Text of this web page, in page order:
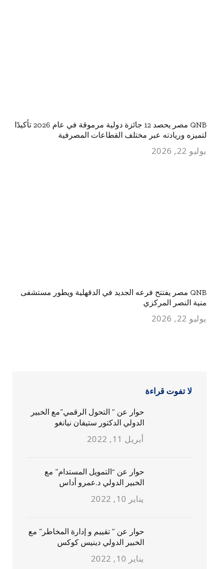
QNB مصر يحصد 12 جائزة دولية مرموقة في عام 2026 تأكيدًا
لتميزه وريادته عبر مختلف القطاعات المصرفية
يوليو 22, 2026
QNB مصر يفتتح فرعه الجديد في الدقهلية ويطور مستشفى
منية النصر المركزي
يوليو 22, 2026
لا تفوت قراءة
حوار عن ” التحول الرقمي”مع الخبير
الدولي الدكتور ستيفان نيانغو
أبريل 11, 2022
حوار عن “التمويل المستدام” مع
الخبير الدولي د.عمرو أداس
يناير 10, 2022
حوار عن ” تقييم و إدارة المخاطر” مع
الخبير الدولي دينيس كوكس
يناير 10, 2022